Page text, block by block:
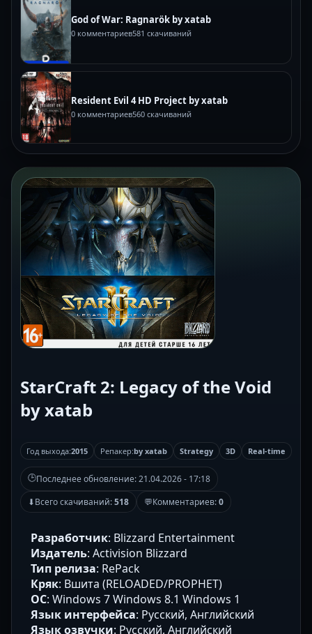
God of War: Ragnarök by xatab
0 комментариев581 скачиваний
Resident Evil 4 HD Project by xatab
0 комментариев560 скачиваний
StarCraft 2: Legacy of the Void
by xatab
Год выхода:2015 Репакер:by xatab Strategy 3D Real-time
🕒Последнее обновление:21.04.2026 - 17:18
⬇Всего скачиваний:518 💬Комментариев:0
Разработчик: Blizzard Entertainment
Издатель: Activision Blizzard
Тип релиза: RePack
Кряк: Вшита (RELOADED/PROPHET)
ОС: Windows 7 Windows 8.1 Windows 1
Язык интерфейса: Русский, Английский
Язык озвучки: Русский, Английский